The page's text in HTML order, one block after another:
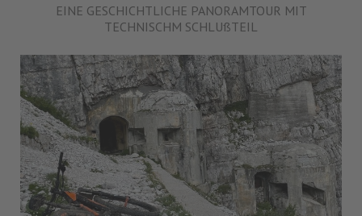
EINE GESCHICHTLICHE PANORAMTOUR MIT
TECHNISCHM SCHLUßTEIL